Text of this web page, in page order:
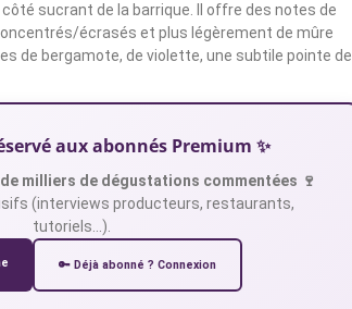
sucrant de la barrique. Il offre des notes de
écrasés et plus légèrement de mûre
de bergamote, de violette, une subtile pointe de
aux abonnés Premium ✨
milliers de dégustations commentées 🍷
(interviews producteurs, restaurants,
tutoriels…).
🔑 Déjà abonné ? Connexion